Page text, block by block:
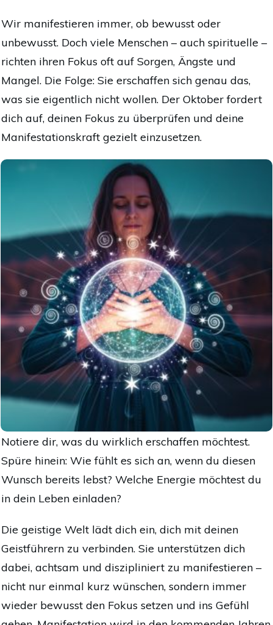
Wir manifestieren immer, ob bewusst oder
unbewusst. Doch viele Menschen – auch spirituelle –
richten ihren Fokus oft auf Sorgen, Ängste und
Mangel. Die Folge: Sie erschaffen sich genau das,
was sie eigentlich nicht wollen. Der Oktober fordert
dich auf, deinen Fokus zu überprüfen und deine
Manifestationskraft gezielt einzusetzen.
Notiere dir, was du wirklich erschaffen möchtest.
Spüre hinein: Wie fühlt es sich an, wenn du diesen
Wunsch bereits lebst? Welche Energie möchtest du
in dein Leben einladen?
Die geistige Welt lädt dich ein, dich mit deinen
Geistführern zu verbinden. Sie unterstützen dich
dabei, achtsam und diszipliniert zu manifestieren –
nicht nur einmal kurz wünschen, sondern immer
wieder bewusst den Fokus setzen und ins Gefühl